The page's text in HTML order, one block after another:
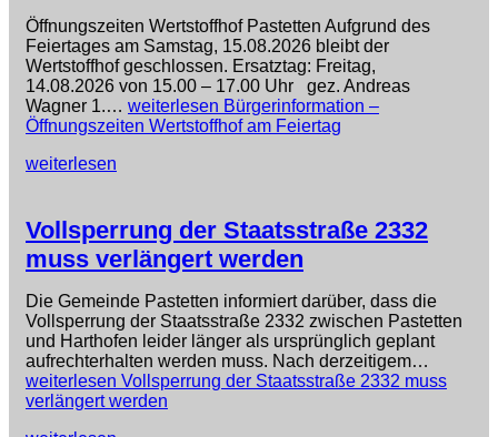
Öffnungszeiten Wertstoffhof Pastetten Aufgrund des
Feiertages am Samstag, 15.08.2026 bleibt der
Wertstoffhof geschlossen. Ersatztag: Freitag,
14.08.2026 von 15.00 – 17.00 Uhr gez. Andreas
Wagner 1.… weiterlesen Bürgerinformation –
Öffnungszeiten Wertstoffhof am Feiertag
weiterlesen
Vollsperrung der Staatsstraße 2332
muss verlängert werden
Die Gemeinde Pastetten informiert darüber, dass die
Vollsperrung der Staatsstraße 2332 zwischen Pastetten
und Harthofen leider länger als ursprünglich geplant
aufrechterhalten werden muss. Nach derzeitigem…
weiterlesen Vollsperrung der Staatsstraße 2332 muss
verlängert werden